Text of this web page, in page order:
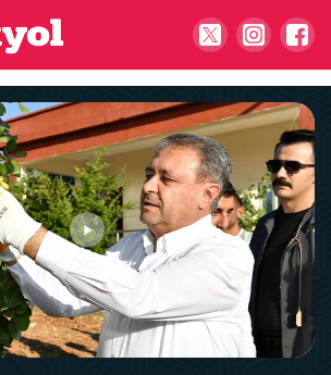
büyük artış! Her geçen ay